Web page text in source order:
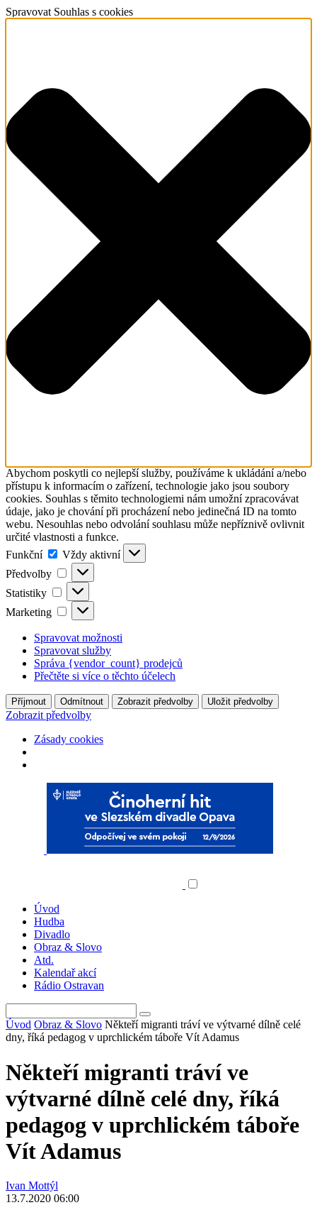
Spravovat Souhlas s cookies
Abychom poskytli co nejlepší služby, používáme k ukládání a/nebo
přístupu k informacím o zařízení, technologie jako jsou soubory
cookies. Souhlas s těmito technologiemi nám umožní zpracovávat
údaje, jako je chování při procházení nebo jedinečná ID na tomto
webu. Nesouhlas nebo odvolání souhlasu může nepříznivě ovlivnit
určité vlastnosti a funkce.
Funkční
Funkční
Vždy aktivní
Předvolby
Předvolby
Statistiky Statistiky
Marketing Marketing
Spravovat možnosti
Spravovat služby
Správa {vendor_count} prodejců
Přečtěte si více o těchto účelech
Příjmout Odmítnout Zobrazit předvolby Uložit předvolby
Zobrazit předvolby
Zásady cookies
Úvod
Hudba
Divadlo
Obraz & Slovo
Atd.
Kalendař akcí
Rádio Ostravan
Úvod Obraz & Slovo Někteří migranti tráví ve výtvarné dílně celé
dny, říká pedagog v uprchlickém táboře Vít Adamus
Někteří migranti tráví ve
výtvarné dílně celé dny, říká
pedagog v uprchlickém táboře
Vít Adamus
Ivan Mottýl
13.7.2020 06:00